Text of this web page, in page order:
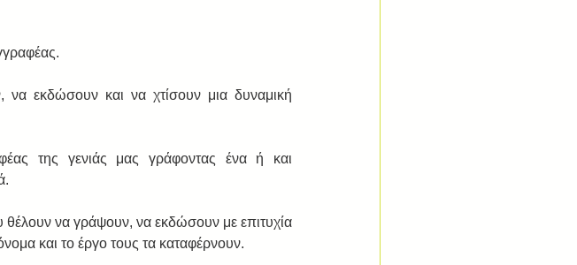
εκδώσουν και να χτίσουν μια δυναμική
της γενιάς μας γράφοντας ένα ή και
να γράψουν, να εκδώσουν με επιτυχία
και το έργο τους τα καταφέρνουν.